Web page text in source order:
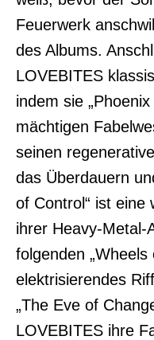
Feuerwerk
des Albums.
LOVEBITES
indem sie
mächtigen
seinen
das Überdauern
of Control“ ist eine
ihrer Heavy-Metal-
folgenden
elektrisierendes
„The Eve of
LOVEBITES ihre